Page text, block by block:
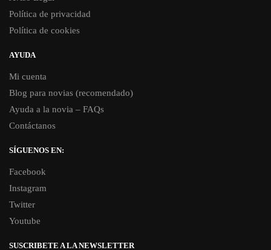
Política de privacidad
Política de cookies
AYUDA
Mi cuenta
Blog para novias (recomendado)
Ayuda a la novia – FAQs
Contáctanos
SÍGUENOS EN:
Facebook
Instagram
Twitter
Youtube
SUSCRIBETE A LA NEWSLETTER